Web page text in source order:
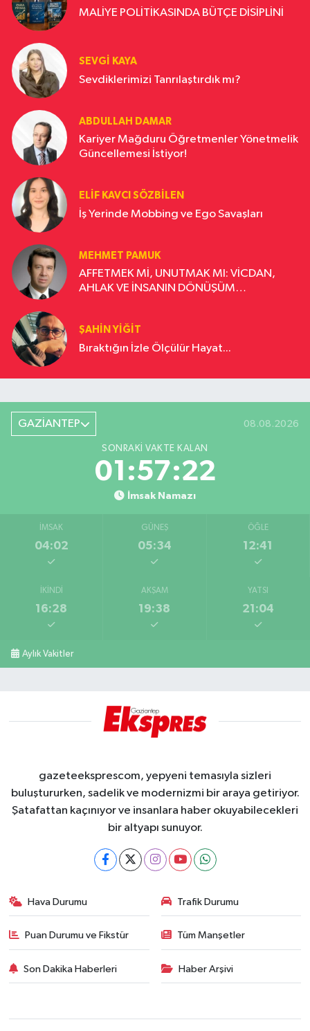
MALİYE POLİTİKASINDA BÜTÇE DİSİPLİNİ
SEVGI KAYA
Sevdiklerimizi Tanrılaştırdık mı?
ABDULLAH DAMAR
Kariyer Mağduru Öğretmenler Yönetmelik
Güncellemesi İstiyor!
ELIF KAVCI SÖZBILEN
İş Yerinde Mobbing ve Ego Savaşları
MEHMET PAMUK
AFFETMEK Mİ, UNUTMAK MI: VİCDAN,
AHLAK VE İNSANIN DÖNÜŞÜM
ŞAHIN YIĞIT
Bıraktığın İzle Ölçülür Hayat...
GAZİANTEP 08.08.2026
SONRAKI VAKTE KALAN
01:57:21
İmsak Namazı
İMSAK
04:02
GÜNEŞ
05:34
ÖĞLE
12:41
İKINDI
16:28
AKŞAM
19:38
YATSI
21:04
Aylık Vakitler
gazeteeksprescom, yepyeni temasıyla sizleri
buluştururken, sadelik ve modernizmi bir araya getiriyor.
Şatafattan kaçınıyor ve insanlara haber okuyabilecekleri
bir altyapı sunuyor.
Hava Durumu Trafik Durumu
Puan Durumu ve Fikstür Tüm Manşetler
Son Dakika Haberleri Haber Arşivi